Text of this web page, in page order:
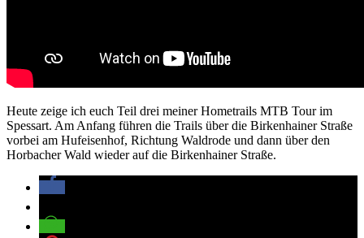
Heute zeige ich euch Teil drei meiner Hometrails MTB Tour im
Spessart. Am Anfang führen die Trails über die Birkenhainer Straße
vorbei am Hufeisenhof, Richtung Waldrode und dann über den
Horbacher Wald wieder auf die Birkenhainer Straße.